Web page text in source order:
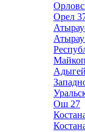
Орел
Атырау
Майкоп
Ош 27